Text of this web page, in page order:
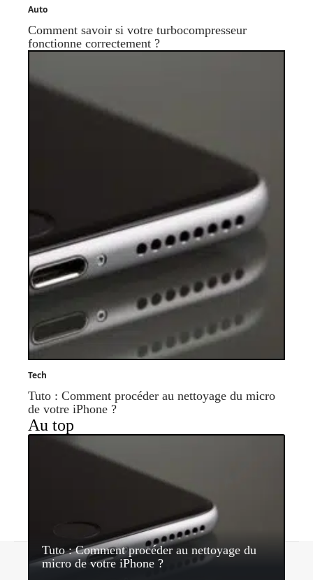
Auto
Comment savoir si votre turbocompresseur
fonctionne correctement ?
Tech
Tuto : Comment procéder au nettoyage du micro
de votre iPhone ?
Au top
Tuto : Comment procéder au nettoyage du
micro de votre iPhone ?
Contact Mentions légales Sitemap